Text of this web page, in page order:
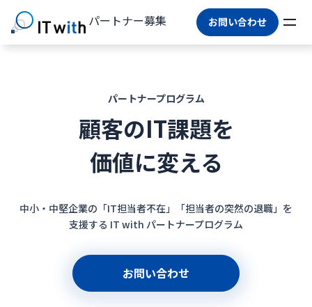
パートナー募集 お問い合わせ
パートナープログラム
顧客のIT課題を
価値に変える
中小・中堅企業の「IT担当者不在」「担当者の突然の退職」を
支援する IT with パートナープログラム
お問い合わせ